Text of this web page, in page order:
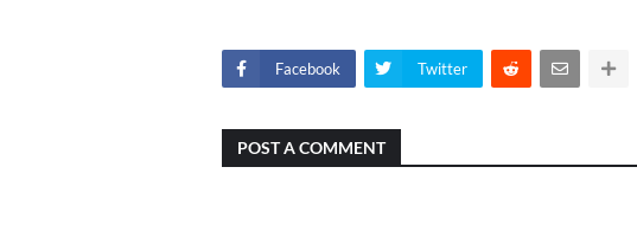
Facebook Twitter
POST A COMMENT